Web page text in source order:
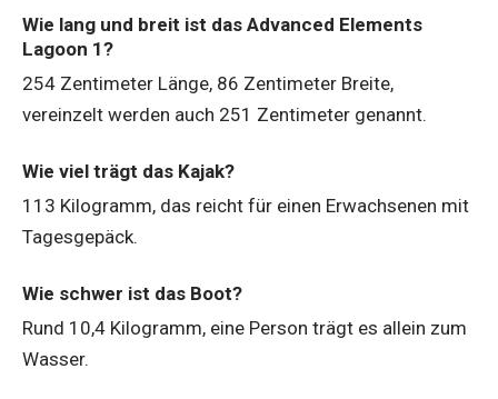
Wie lang und breit ist das Advanced Elements
Lagoon 1?
254 Zentimeter Länge, 86 Zentimeter Breite,
vereinzelt werden auch 251 Zentimeter genannt.
Wie viel trägt das Kajak?
113 Kilogramm, das reicht für einen Erwachsenen mit
Tagesgepäck.
Wie schwer ist das Boot?
Rund 10,4 Kilogramm, eine Person trägt es allein zum
Wasser.